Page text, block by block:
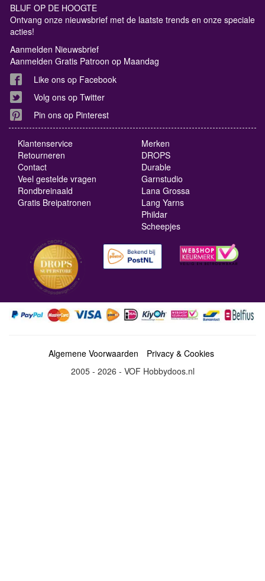
BLIJF OP DE HOOGTE
Ontvang onze nieuwsbrief met de laatste trends en onze speciale
acties!
Aanmelden Nieuwsbrief
Aanmelden Gratis Patroon op Maandag
Like ons op Facebook
Volg ons op Twitter
Pin ons op Pinterest
Klantenservice
Retourneren
Contact
Veel gestelde vragen
Rondbreinaald
Gratis Breipatronen
Merken
DROPS
Durable
Garnstudio
Lana Grossa
Lang Yarns
Phildar
Scheepjes
Algemene Voorwaarden
Privacy & Cookies
2005 - 2026 - VOF Hobbydoos.nl